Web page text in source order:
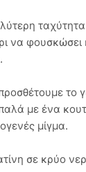
να φουσκώσει
το
με ένα
μίγμα.
σε κρύο